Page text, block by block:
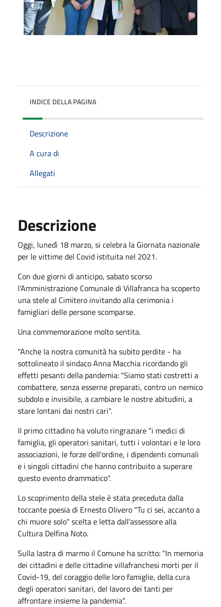
INDICE DELLA PAGINA
Descrizione
A cura di
Allegati
Descrizione
Oggi, lunedì 18 marzo, si celebra la Giornata nazionale
per le vittime del Covid istituita nel 2021.
Con due giorni di anticipo, sabato scorso
l'Amministrazione Comunale di Villafranca ha scoperto
una stele al Cimitero invitando alla cerimonia i
famigliari delle persone scomparse.
Una commemorazione molto sentita.
"Anche la nostra comunità ha subito perdite - ha
sottolineato il sindaco Anna Macchia ricordando gli
effetti pesanti della pandemia: "Siamo stati costretti a
combattere, senza esserne preparati, contro un nemico
subdolo e invisibile, a cambiare le nostre abitudini, a
stare lontani dai nostri cari".
Il primo cittadino ha voluto ringraziare "i medici di
famiglia, gli operatori sanitari, tutti i volontari e le loro
associazioni, le forze dell'ordine, i dipendenti comunali
e i singoli cittadini che hanno contribuito a superare
questo evento drammatico".
Lo scoprimento della stele è stata preceduta dalla
toccante poesia di Ernesto Olivero "Tu ci sei, accanto a
chi muore solo" scelta e letta dall'assessore alla
Cultura Delfina Noto.
Sulla lastra di marmo il Comune ha scritto: "In memoria
dei cittadini e delle cittadine villafranchesi morti per il
Covid-19, del coraggio delle loro famiglie, della cura
degli operatori sanitari, del lavoro dei tanti per
affrontare insieme la pandemia".